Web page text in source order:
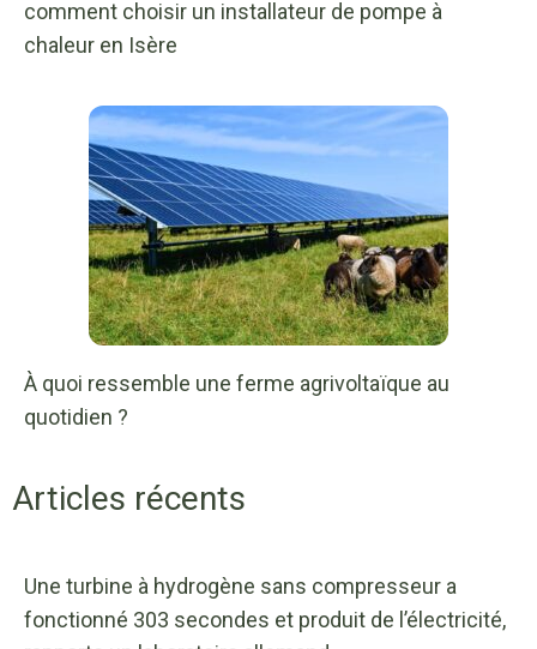
comment choisir un installateur de pompe à
chaleur en Isère
À quoi ressemble une ferme agrivoltaïque au
quotidien ?
Articles récents
Une turbine à hydrogène sans compresseur a
fonctionné 303 secondes et produit de l’électricité,